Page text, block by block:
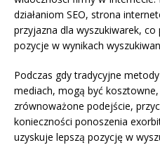
działaniom SEO, strona
przyjazna dla wyszukiwarek,
pozycje w wynikach
Podczas gdy tradycyjne
mediach, mogą być
zrównoważone podejście,
konieczności ponoszenia
uzyskuje lepszą pozycję w